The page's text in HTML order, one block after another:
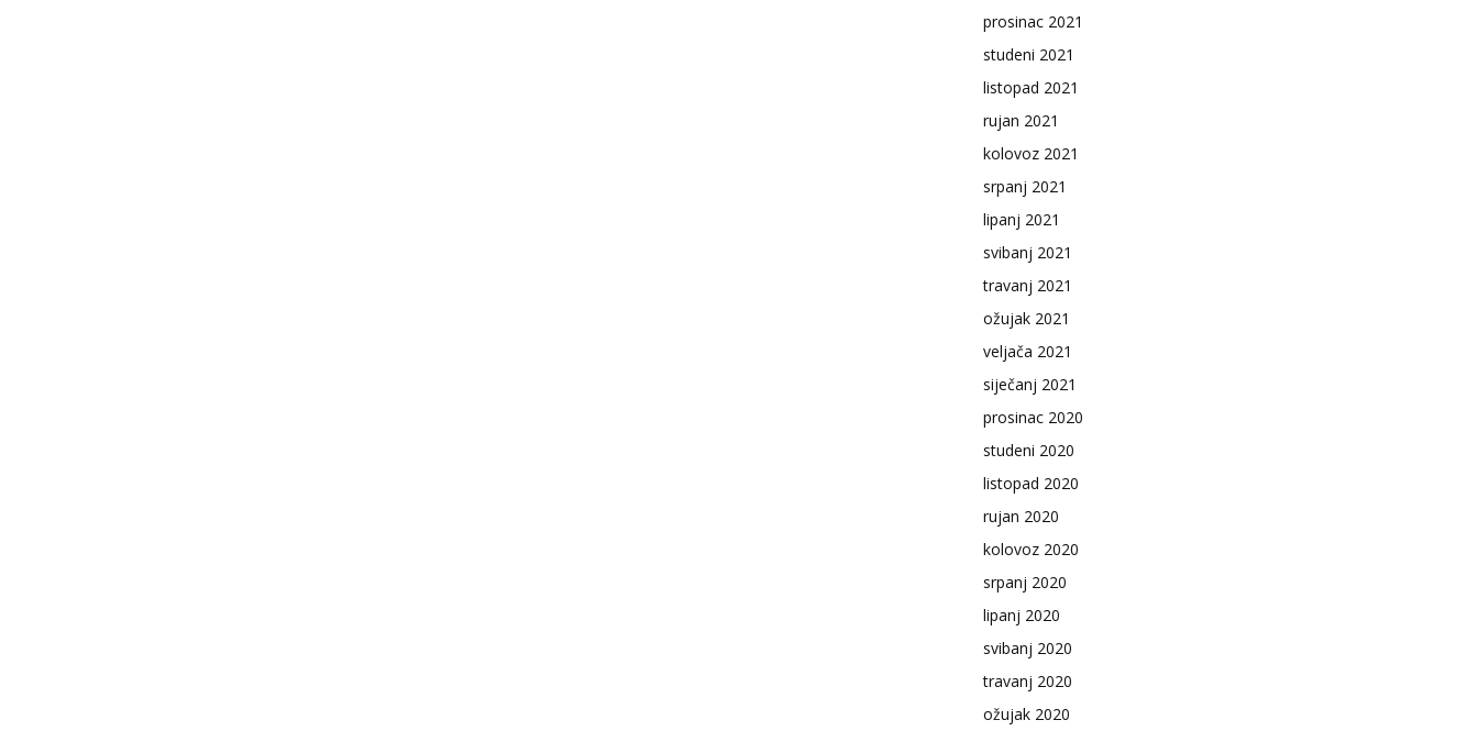
prosinac 2021
studeni 2021
listopad 2021
rujan 2021
kolovoz 2021
srpanj 2021
lipanj 2021
svibanj 2021
travanj 2021
ožujak 2021
veljača 2021
siječanj 2021
prosinac 2020
studeni 2020
listopad 2020
rujan 2020
kolovoz 2020
srpanj 2020
lipanj 2020
svibanj 2020
travanj 2020
ožujak 2020